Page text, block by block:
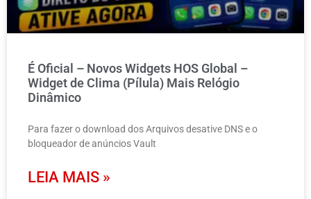
É Oficial – Novos Widgets HOS Global –
Widget de Clima (Pílula) Mais Relógio
Dinâmico
Para fazer o download dos Arquivos desative DNS e o
bloqueador de anúncios Vault
LEIA MAIS »